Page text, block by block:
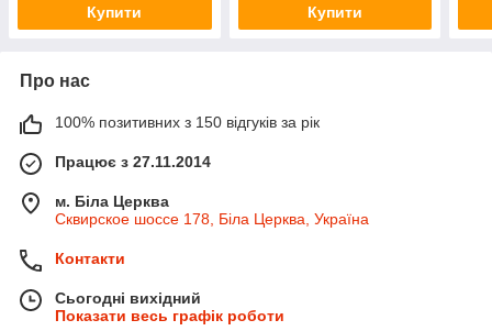
Купити Купити
Про нас
100% позитивних з 150 відгуків за рік
Працює з 27.11.2014
м. Біла Церква
Сквирское шоссе 178, Біла Церква, Україна
Контакти
Сьогодні вихідний
Показати весь графік роботи